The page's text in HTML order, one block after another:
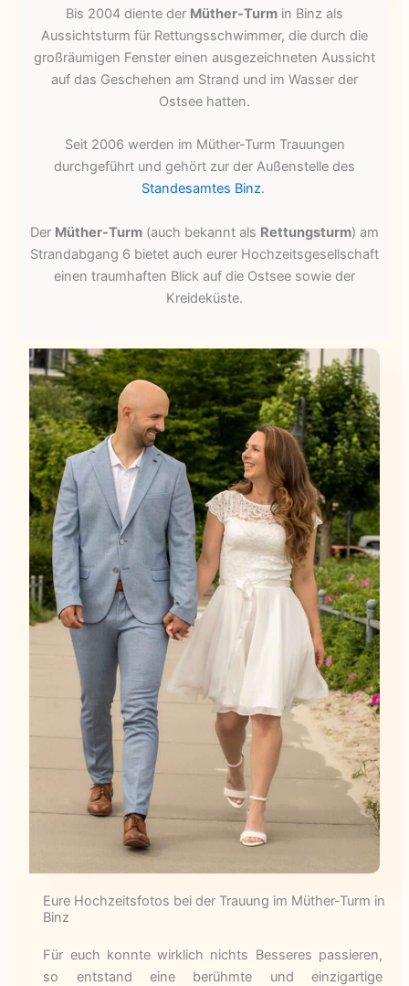
Bis 2004 diente der Müther-Turm in Binz als
Aussichtsturm für Rettungsschwimmer, die durch die
großräumigen Fenster einen ausgezeichneten Aussicht
auf das Geschehen am Strand und im Wasser der
Ostsee hatten.
Seit 2006 werden im Müther-Turm Trauungen
durchgeführt und gehört zur der Außenstelle des
Standesamtes Binz.
Der Müther-Turm (auch bekannt als Rettungsturm) am
Strandabgang 6 bietet auch eurer Hochzeitsgesellschaft
einen traumhaften Blick auf die Ostsee sowie der
Kreideküste.
Eure Hochzeitsfotos bei der Trauung im Müther-Turm in
Binz
Für euch konnte wirklich nichts Besseres passieren,
so entstand eine berühmte und einzigartige